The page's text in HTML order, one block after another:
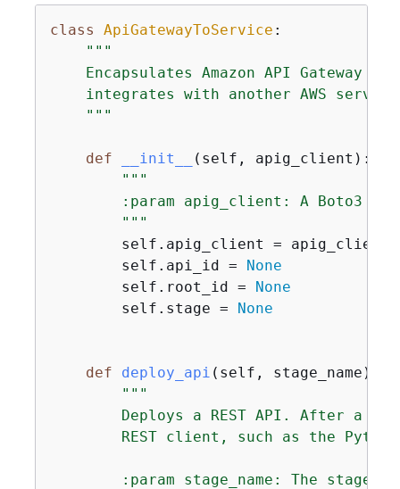
class ApiGatewayToService :
"""
Encapsulates Amazon API Gateway
integrates with another AWS
    """
def __init__ ( self, apig_client ):
"""
:param apig_client: A Boto3
        """
        self.apig_client = apig_client
        self.api_id =
None
        self.root_id =
None
        self.stage =
None
def deploy_api ( self, stage_name ):
"""
Deploys a REST API. After a
REST client, such as the
:param stage_name: The stage